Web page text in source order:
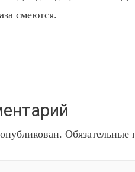
смеются.